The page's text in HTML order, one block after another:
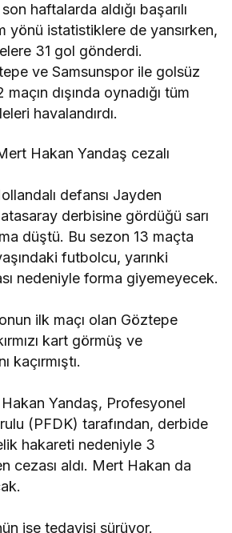
haftalarda aldığı başarılı
yönü istatistiklere de yansırken,
31 gol gönderdi.
ve Samsunspor ile golsüz
dışında oynadığı tüm
havalandırdı.
Hakan Yandaş cezalı
defansı Jayden
derbisine gördüğü sarı
düştü. Bu sezon 13 maçta
futbolcu, yarınki
nedeniyle forma giyemeyecek.
ilk maçı olan Göztepe
kart görmüş ve
kaçırmıştı.
Yandaş, Profesyonel
(PFDK) tarafından, derbide
hakareti nedeniyle 3
cezası aldı. Mert Hakan da
ise tedavisi sürüyor.